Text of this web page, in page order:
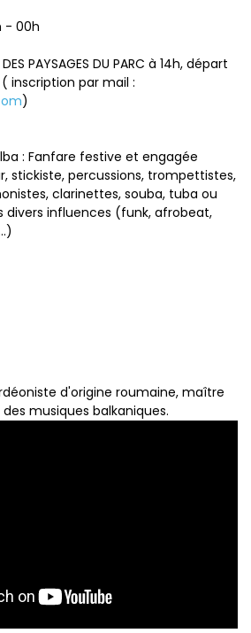
- 00h
PAYSAGES DU PARC à 14h, départ
inscription par mail :
)
: Fanfare festive et engagée
stickiste, percussions, trompettistes,
clarinettes, souba, tuba ou
divers influences (funk, afrobeat,
d'origine roumaine, maître
musiques balkaniques.